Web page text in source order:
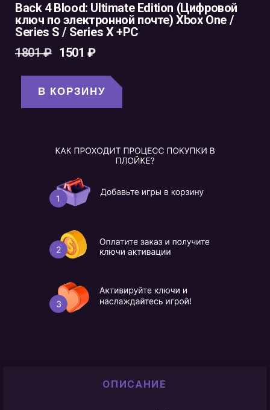
Back 4 Blood: Ultimate Edition (Цифровой
ключ по электронной почте) Xbox One /
Series S / Series X +PC
1801₽ 1501₽
В КОРЗИНУ
ОПИСАНИЕ